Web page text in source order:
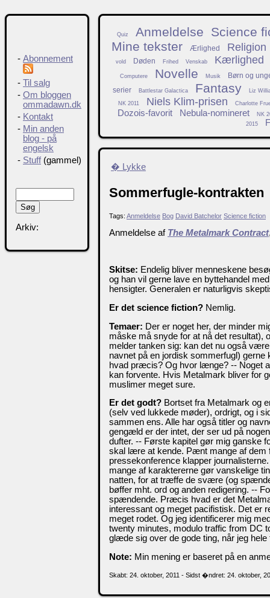
Quiz Anmeldelse
Science
Mine tekster
Ærlighed Religion
vold Døden Frihed Venskab Kærlighed
Computere Novelle Musik
Børn og
serier
Battlestar Galactica Fantasy Liz
NK 2011 Niels Klim-prisen Charlotte
Dozois-favorit Nebula-nomineret
NK
2015
� Lykke
Sommerfugle-kontrakten
Tags: Anmeldelse Bog David Batchelor Science fiction
Anmeldelse af The Metalmark Contract
Skitse: Endelig bliver menneskene
og han vil gerne lave en byttehandel
hensigter. Generalen er naturligvis
Er det science fiction? Nemlig.
Temaer: Der er noget her, der minder
måske må snyde for at nå det resultat),
melder tanken sig: kan det nu også
navnet på en jordisk sommerfugl)
hvad præcis? Og hvor længe? -- Noget
kan forvente. Hvis Metalmark bliver for
muslimer meget sure.
Er det godt? Bortset fra Metalmark og
(selv ved lukkede møder), ordrigt, og i
sammen ens. Alle har også titler og
gengæld er der intet, der ser ud på
dufter. -- Første kapitel gør mig ganske
skal lære at kende. Pænt mange af dem
pressekonference klapper
mange af karaktererne gør vanskelige
natten, for at træffe de svære (og
bøffer mht. ord og anden redigering. --
spændende. Præcis hvad er det
interessant og meget pacifistisk. Det er
meget rodet. Og jeg identificerer mig
twenty minutes, modulo traffic from DC
glæde sig over de gode ting, når jeg hele
Note: Min mening er baseret på en
Skabt: 24. oktober, 2011 - Sidst �ndret: 24. oktober,
- Abonnement
- Til salg
- Om bloggen
ommadawn.dk
- Kontakt
- Min anden
blog - på
engelsk
- Stuff(gammel)
Arkiv: